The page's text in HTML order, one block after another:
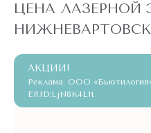
ЦЕНА ЛАЗЕРНОЙ
АКЦИИ!
Реклама. ООО
ERID:LjN8K4L1t